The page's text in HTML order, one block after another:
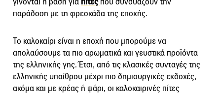
παράδοση με τη φρεσκάδα της εποχής.
Το καλοκαίρι είναι η εποχή που μπορούμε να
απολαύσουμε τα πιο αρωματικά και γευστικά προϊόντα
της ελληνικής γης. Έτσι, από τις κλασικές συνταγές της
ελληνικής υπαίθρου μέχρι πιο δημιουργικές εκδοχές,
ακόμα και με κρέας ή ψάρι, οι καλοκαιρινές πίτες